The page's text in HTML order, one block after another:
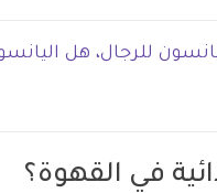
للرجال، هل
في القهوة؟